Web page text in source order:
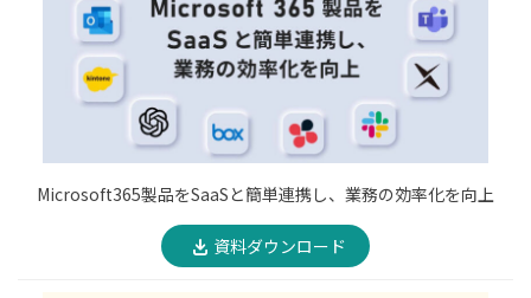
Microsoft365製品をSaaSと簡単連携し、業務の効率化を向上
資料ダウンロード